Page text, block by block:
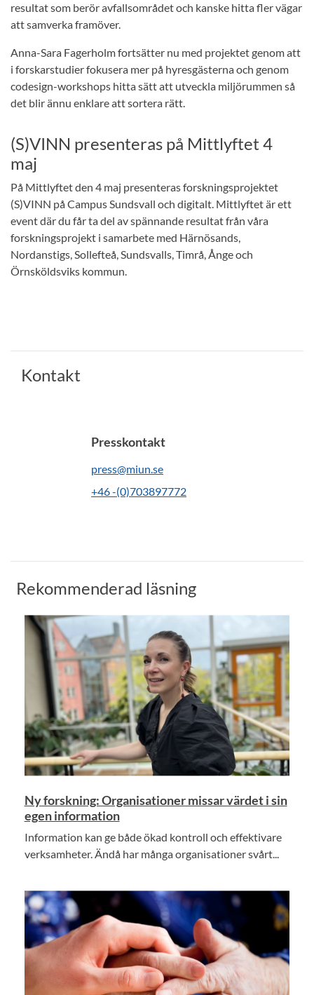
resultat som berör avfallsområdet och kanske hitta fler vägar
att samverka framöver.
Anna-Sara Fagerholm fortsätter nu med projektet genom att
i forskarstudier fokusera mer på hyresgästerna och genom
codesign-workshops hitta sätt att utveckla miljörummen så
det blir ännu enklare att sortera rätt.
(S)VINN presenteras på Mittlyftet 4
maj
På Mittlyftet den 4 maj presenteras forskningsprojektet
(S)VINN på Campus Sundsvall och digitalt. Mittlyftet är ett
event där du får ta del av spännande resultat från våra
forskningsprojekt i samarbete med Härnösands,
Nordanstigs, Sollefteå, Sundsvalls, Timrå, Ånge och
Örnsköldsviks kommun.
Kontakt
Presskontakt
press@miun.se
+46 -(0)703897772
Rekommenderad läsning
Ny forskning: Organisationer missar värdet i sin
egen information
Information kan ge både ökad kontroll och effektivare
verksamheter. Ändå har många organisationer svårt...